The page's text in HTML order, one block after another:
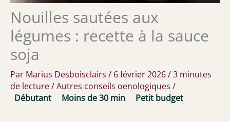
Nouilles sautées aux
légumes : recette à la sauce
soja
Par Marius Desboisclairs / 6 février 2026/3 minutes
de lecture/Autres conseils oenologiques /
Débutant
Moins de 30 min Petit budget